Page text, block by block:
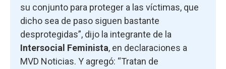
su conjunto para proteger a las víctimas, que
dicho sea de paso siguen bastante
desprotegidas”, dijo la integrante de la
Intersocial Feminista, en declaraciones a
MVD Noticias. Y agregó: “Tratan de